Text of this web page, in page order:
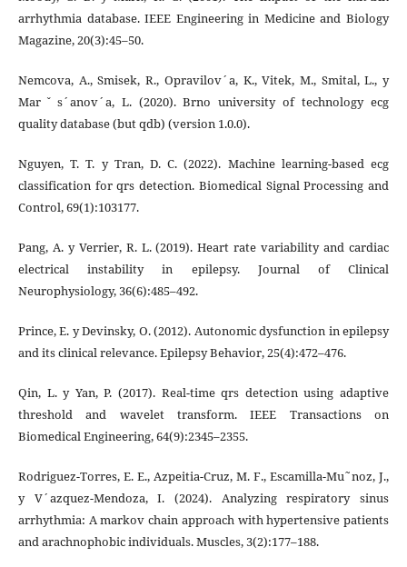
arrhythmia database. IEEE Engineering in Medicine and Biology
Magazine, 20(3):45–50.
Nemcova, A., Smisek, R., Opravilov´a, K., Vitek, M., Smital, L., y
Marˇs´anov´a, L. (2020). Brno university of technology ecg
quality database (but qdb) (version 1.0.0).
Nguyen, T. T. y Tran, D. C. (2022). Machine learning-based ecg
classification for qrs detection. Biomedical Signal Processing and
Control, 69(1):103177.
Pang, A. y Verrier, R. L. (2019). Heart rate variability and cardiac
electrical instability in epilepsy. Journal of Clinical
Neurophysiology, 36(6):485–492.
Prince, E. y Devinsky, O. (2012). Autonomic dysfunction in epilepsy
and its clinical relevance. Epilepsy Behavior, 25(4):472–476.
Qin, L. y Yan, P. (2017). Real-time qrs detection using adaptive
threshold and wavelet transform. IEEE Transactions on
Biomedical Engineering, 64(9):2345–2355.
Rodriguez-Torres, E. E., Azpeitia-Cruz, M. F., Escamilla-Mu˜noz, J.,
y V´azquez-Mendoza, I. (2024). Analyzing respiratory sinus
arrhythmia: A markov chain approach with hypertensive patients
and arachnophobic individuals. Muscles, 3(2):177–188.